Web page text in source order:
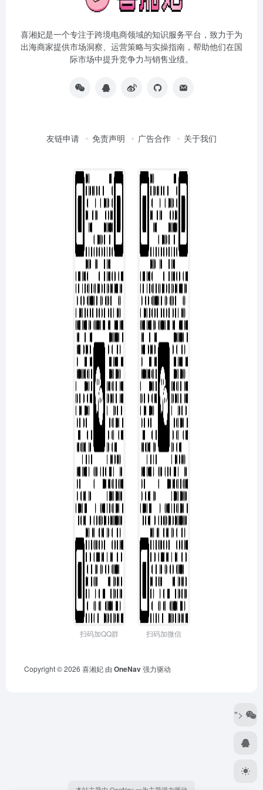
喜湘妃是一个专注于跨境电商领域的知识服务平台，致力于为
出海商家提供市场洞察、运营策略与实操指南，帮助他们在国
际市场中提升竞争力与销售业绩。
友链申请 免责声明 广告合作 关于我们
扫码加QQ群 扫码加微信
Copyright © 2026 喜湘妃 由 OneNav强力驱动
">